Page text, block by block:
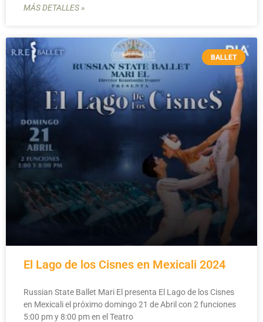
MÁS DETALLES »
BALLET
El Lago de los Cisnes en Mexicali 2024
Russian State Ballet Mari El presenta El Lago de los Cisnes
en Mexicali el próximo domingo 21 de Abril con 2 funciones
5:00 pm y 8:00 pm en el Teatro